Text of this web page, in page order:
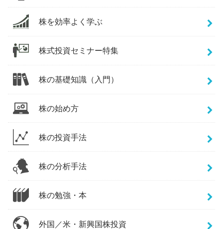
株を効率よく学ぶ
株式投資セミナー特集
株の基礎知識（入門）
株の始め方
株の投資手法
株の分析手法
株の勉強・本
外国／米・新興国株投資